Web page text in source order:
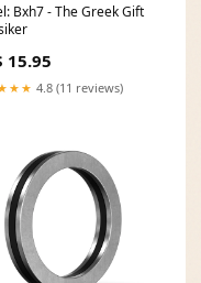
Bxh7 - The Greek Gift
15.95
4.8 (11 reviews)